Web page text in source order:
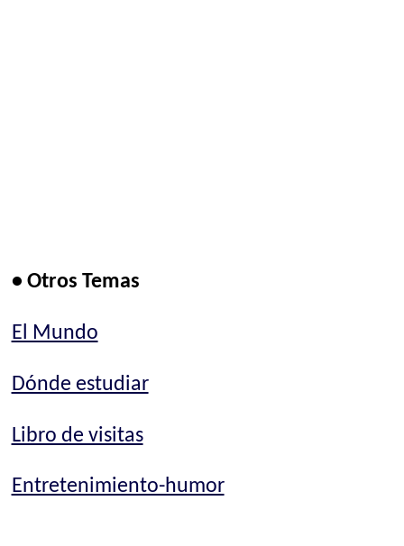
• Otros Temas
El Mundo
Dónde estudiar
Libro de visitas
Entretenimiento-humor